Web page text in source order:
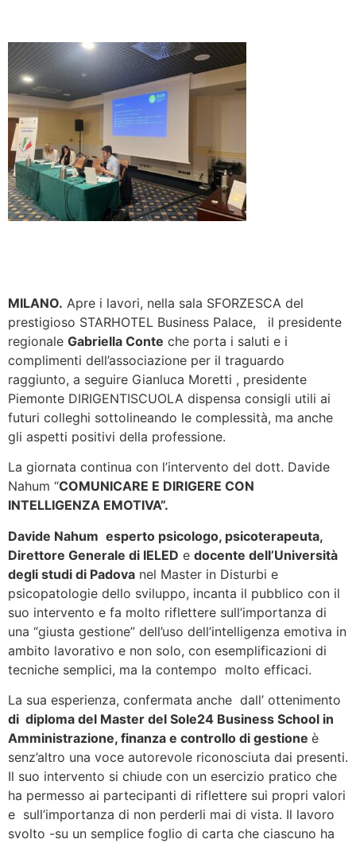
MILANO. Apre i lavori, nella sala SFORZESCA del
prestigioso STARHOTEL Business Palace, il presidente
regionale Gabriella Conte che porta i saluti e i
complimenti dell’associazione per il traguardo
raggiunto, a seguire Gianluca Moretti , presidente
Piemonte DIRIGENTISCUOLA dispensa consigli utili ai
futuri colleghi sottolineando le complessità, ma anche
gli aspetti positivi della professione.
La giornata continua con l’intervento del dott. Davide
Nahum “COMUNICARE E DIRIGERE CON
INTELLIGENZA EMOTIVA”.
Davide Nahum esperto psicologo, psicoterapeuta,
Direttore Generale di IELED e docente dell’Università
degli studi di Padova nel Master in Disturbi e
psicopatologie dello sviluppo, incanta il pubblico con il
suo intervento e fa molto riflettere sull’importanza di
una “giusta gestione” dell’uso dell’intelligenza emotiva in
ambito lavorativo e non solo, con esemplificazioni di
tecniche semplici, ma la contempo molto efficaci.
La sua esperienza, confermata anche dall’ ottenimento
di diploma del Master del Sole24 Business School in
Amministrazione, finanza e controllo di gestione è
senz’altro una voce autorevole riconosciuta dai presenti.
Il suo intervento si chiude con un esercizio pratico che
ha permesso ai partecipanti di riflettere sui propri valori
e sull’importanza di non perderli mai di vista. Il lavoro
svolto -su un semplice foglio di carta che ciascuno ha